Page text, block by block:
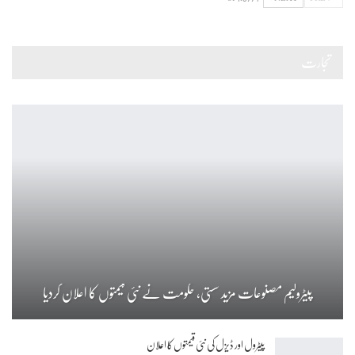
پیٹرولیم مصنوعات مزید سستی، حکومت نے نئی قیمتوں کا اعلان کردیا
پیٹرول اور ڈیزل کی نئی قیمتوں کا اعلان